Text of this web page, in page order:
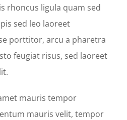
rhoncus ligula quam sed
sed leo laoreet
porttitor, arcu a pharetra
feugiat risus, sed laoreet
mauris tempor
mauris velit, tempor